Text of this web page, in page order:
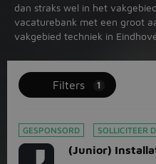
dan straks wel in het
vacaturebank met een groot
vakgebied techniek in
Filters 1
GESPONSORD SOLLICITEER
(Junior)